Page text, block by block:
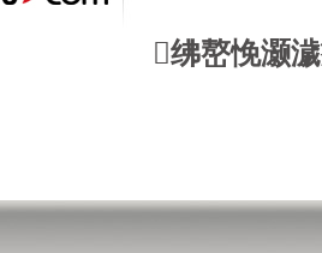
绋嶅悗灏